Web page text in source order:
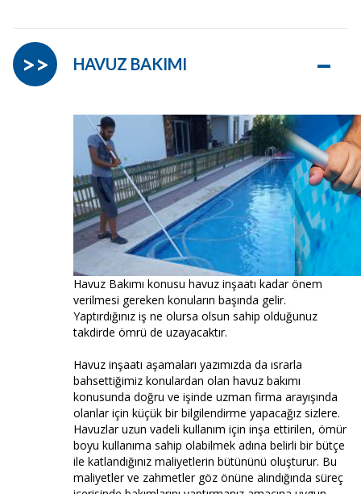
HAVUZ BAKIMI –
>>
Havuz Bakımı konusu havuz inşaatı kadar önem
verilmesi gereken konuların başında gelir.
Yaptırdığınız iş ne olursa olsun sahip olduğunuz
takdirde ömrü de uzayacaktır.
Havuz inşaatı aşamaları yazımızda da ısrarla
bahsettiğimiz konulardan olan havuz bakımı
konusunda doğru ve işinde uzman firma arayışında
olanlar için küçük bir bilgilendirme yapacağız sizlere.
Havuzlar uzun vadeli kullanım için inşa ettirilen, ömür
boyu kullanıma sahip olabilmek adına belirli bir bütçe
ile katlandığınız maliyetlerin bütününü oluşturur. Bu
maliyetler ve zahmetler göz önüne alındığında süreç